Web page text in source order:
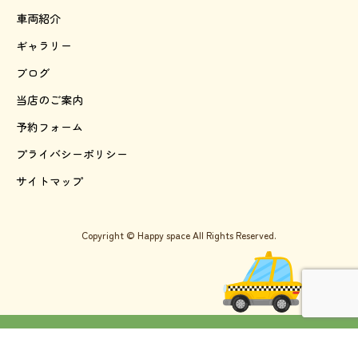
車両紹介
ギャラリー
ブログ
当店のご案内
予約フォーム
プライバシーポリシー
サイトマップ
Copyright © Happy space All Rights Reserved.